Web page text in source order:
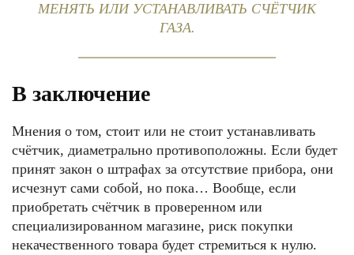
МЕНЯТЬ ИЛИ УСТАНАВЛИВАТЬ СЧЁТЧИК
ГАЗА.
В заключение
Мнения о том, стоит или не стоит устанавливать
счётчик, диаметрально противоположны. Если будет
принят закон о штрафах за отсутствие прибора, они
исчезнут сами собой, но пока… Вообще, если
приобретать счётчик в проверенном или
специализированном магазине, риск покупки
некачественного товара будет стремиться к нулю.